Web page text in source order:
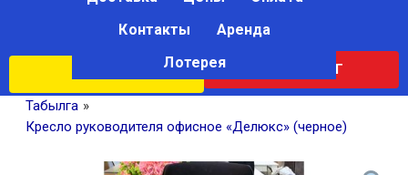
КАТАЛОГ
Контакты
Аренда
Лотерея
Табылга »
Кресло руководителя офисное «Делюкс» (черное)